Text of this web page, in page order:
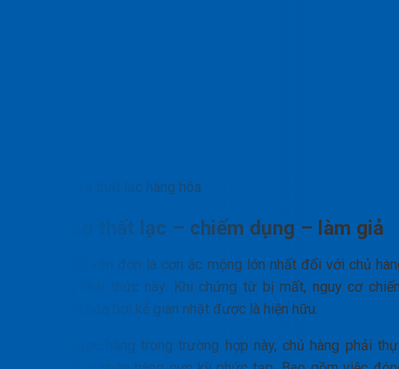
Rủi ro thất lạc hàng hóa
Nguy cơ thất lạc – chiếm dụng – làm giả
Rủi ro mất vận đơn là cơn ác mộng lớn nhất đối với chủ
sử dụng hình thức này. Khi chứng từ bị mất, nguy cơ
đoạt hàng hóa bởi kẻ gian nhặt được là hiện hữu.
Để lấy được hàng trong trường hợp này, chủ hàng phải